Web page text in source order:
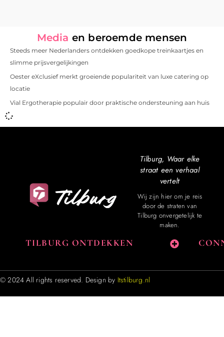
Media en beroemde mensen
Steeds meer Nederlanders ontdekken goedkope treinkaartjes en
slimme prijsvergelijkingen
Oester eXclusief merkt groeiende populariteit van luxe catering op
locatie
Vial Ergotherapie populair door praktische ondersteuning aan huis
TILBURG ONTDEKKEN
Tilburg, Waar elke
straat een verhaal
vertelt
Wij zijn hier om je reis
door de straten van
Tilburg onvergetelijk te
maken.
© 2024 All rights reserved. Design by Itstilburg.nl